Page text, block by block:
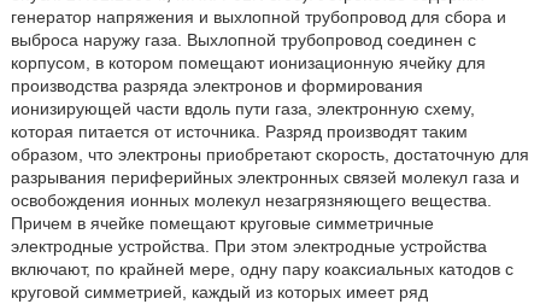
генератор напряжения и выхлопной трубопровод для сбора и
выброса наружу газа. Выхлопной трубопровод соединен с
корпусом, в котором помещают ионизационную ячейку для
производства разряда электронов и формирования
ионизирующей части вдоль пути газа, электронную схему,
которая питается от источника. Разряд производят таким
образом, что электроны приобретают скорость, достаточную для
разрывания периферийных электронных связей молекул газа и
освобождения ионных молекул незагрязняющего вещества.
Причем в ячейке помещают круговые симметричные
электродные устройства. При этом электродные устройства
включают, по крайней мере, одну пару коаксиальных катодов с
круговой симметрией, каждый из которых имеет ряд